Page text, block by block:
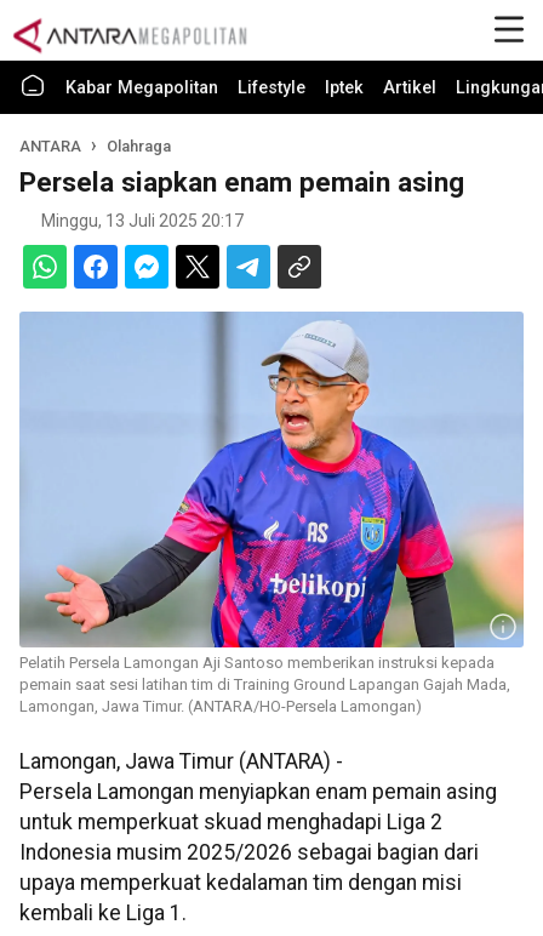
Kabar Megapolitan Lifestyle Iptek Artikel
ANTARA Olahraga
Persela siapkan enam pemain asing
Minggu, 13 Juli 2025 20:17
Pelatih Persela Lamongan Aji Santoso memberikan instruksi kepada
pemain saat sesi latihan tim di Training Ground Lapangan Gajah Mada,
Lamongan, Jawa Timur. (ANTARA/HO-Persela Lamongan)
Lamongan, Jawa Timur (ANTARA) -
Persela Lamongan menyiapkan enam pemain asing
untuk memperkuat skuad menghadapi Liga 2
Indonesia musim 2025/2026 sebagai bagian dari
upaya memperkuat kedalaman tim dengan misi
kembali ke Liga 1.